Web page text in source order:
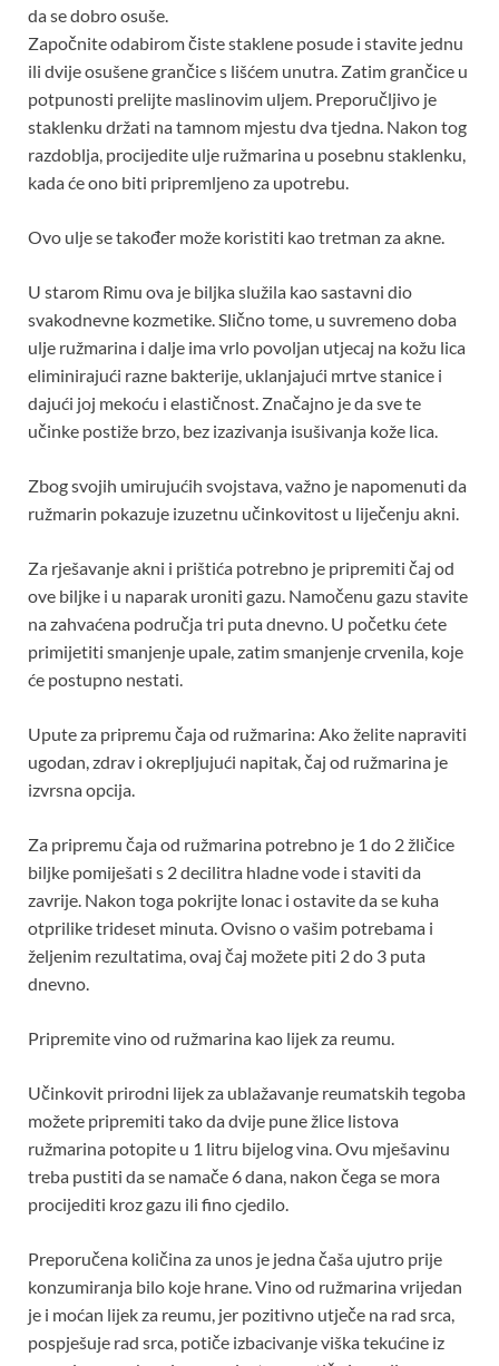
da se dobro osuše.
Započnite odabirom čiste staklene posude i stavite jednu
ili dvije osušene grančice s lišćem unutra. Zatim grančice u
potpunosti prelijte maslinovim uljem. Preporučljivo je
staklenku držati na tamnom mjestu dva tjedna. Nakon tog
razdoblja, procijedite ulje ružmarina u posebnu staklenku,
kada će ono biti pripremljeno za upotrebu.
Ovo ulje se također može koristiti kao tretman za akne.
U starom Rimu ova je biljka služila kao sastavni dio
svakodnevne kozmetike. Slično tome, u suvremeno doba
ulje ružmarina i dalje ima vrlo povoljan utjecaj na kožu lica
eliminirajući razne bakterije, uklanjajući mrtve stanice i
dajući joj mekoću i elastičnost. Značajno je da sve te
učinke postiže brzo, bez izazivanja isušivanja kože lica.
Zbog svojih umirujućih svojstava, važno je napomenuti da
ružmarin pokazuje izuzetnu učinkovitost u liječenju akni.
Za rješavanje akni i prištića potrebno je pripremiti čaj od
ove biljke i u naparak uroniti gazu. Namočenu gazu stavite
na zahvaćena područja tri puta dnevno. U početku ćete
primijetiti smanjenje upale, zatim smanjenje crvenila, koje
će postupno nestati.
Upute za pripremu čaja od ružmarina: Ako želite napraviti
ugodan, zdrav i okrepljujući napitak, čaj od ružmarina je
izvrsna opcija.
Za pripremu čaja od ružmarina potrebno je 1 do 2 žličice
biljke pomiješati s 2 decilitra hladne vode i staviti da
zavrije. Nakon toga pokrijte lonac i ostavite da se kuha
otprilike trideset minuta. Ovisno o vašim potrebama i
željenim rezultatima, ovaj čaj možete piti 2 do 3 puta
dnevno.
Pripremite vino od ružmarina kao lijek za reumu.
Učinkovit prirodni lijek za ublažavanje reumatskih tegoba
možete pripremiti tako da dvije pune žlice listova
ružmarina potopite u 1 litru bijelog vina. Ovu mješavinu
treba pustiti da se namače 6 dana, nakon čega se mora
procijediti kroz gazu ili fino cjedilo.
Preporučena količina za unos je jedna čaša ujutro prije
konzumiranja bilo koje hrane. Vino od ružmarina vrijedan
je i moćan lijek za reumu, jer pozitivno utječe na rad srca,
pospješuje rad srca, potiče izbacivanje viška tekućine iz